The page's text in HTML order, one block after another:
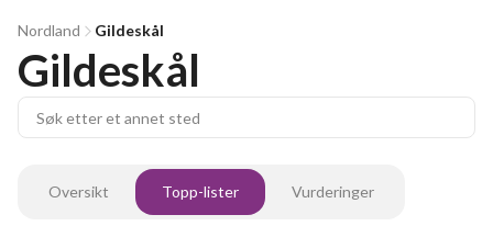
Nordland Gildeskål
Gildeskål
Oversikt Topp-lister Vurderinger